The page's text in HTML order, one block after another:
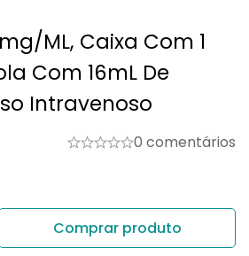
mL, Caixa Com 1
Com 16mL De
Intravenoso
0 comentários
Comprar produto